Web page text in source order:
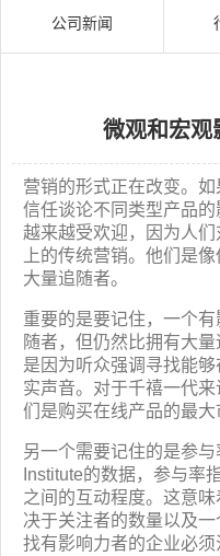
资
联
系
我
们
电
话
咨
询
公司新闻
微观和宏观
营销的形式正在改变。
信任谈论不同类型产品
越来越受欢迎，因为人
上的传统营销。他们是
大量追随者。
重要的是要记住，一个
随者，但仍然比拥有大
是因为听众强调寻找能
实声音。对于千禧一代
们是购买在线产品的最大
另一个需要记住的是参
Institute的数据，参与率
之间的互动程度。这意
决于关注者的数量以及
找有影响力者的企业必